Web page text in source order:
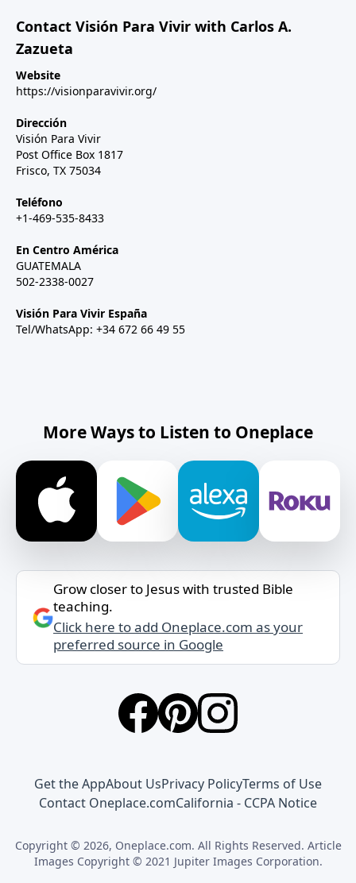
Contact Visión Para Vivir with Carlos A.
Zazueta
Website
https://visionparavivir.org/
Dirección
Visión Para Vivir
Post Office Box 1817
Frisco, TX 75034
Teléfono
+1-469-535-8433
En Centro América
GUATEMALA
502-2338-0027
Visión Para Vivir España
Tel/WhatsApp: +34 672 66 49 55
More Ways to Listen to Oneplace
Grow closer to Jesus with trusted Bible
teaching.
Click here to add Oneplace.com as your
preferred source in Google
Get the AppAbout UsPrivacy PolicyTerms of Use
Contact Oneplace.comCalifornia - CCPA Notice
Copyright © 2026, Oneplace.com. All Rights Reserved. Article
Images Copyright © 2021 Jupiter Images Corporation.